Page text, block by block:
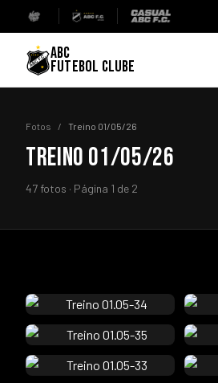
ABC
FUTEBOL CLUBE
Fotos / Treino 01/05/26
TREINO 01/05/26
47 fotos · Página 1 de 2